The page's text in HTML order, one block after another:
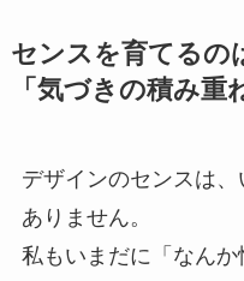
センスを育てるの
「気づきの積み重
デザインのセンスは
ありません。
私もいまだに「なん